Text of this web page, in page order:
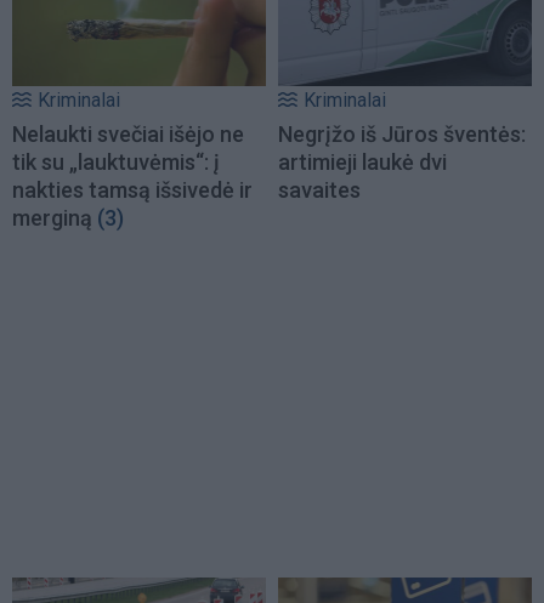
Kriminalai
Nelaukti svečiai išėjo ne
tik su „lauktuvėmis“: į
nakties tamsą išsivedė ir
merginą (3)
Kriminalai
Negrįžo iš Jūros šventės:
artimieji laukė dvi
savaites